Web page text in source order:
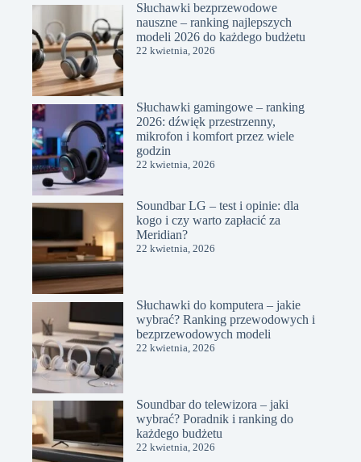
Słuchawki bezprzewodowe
nauszne – ranking najlepszych
modeli 2026 do każdego budżetu
22 kwietnia, 2026
Słuchawki gamingowe – ranking
2026: dźwięk przestrzenny,
mikrofon i komfort przez wiele
godzin
22 kwietnia, 2026
Soundbar LG – test i opinie: dla
kogo i czy warto zapłacić za
Meridian?
22 kwietnia, 2026
Słuchawki do komputera – jakie
wybrać? Ranking przewodowych i
bezprzewodowych modeli
22 kwietnia, 2026
Soundbar do telewizora – jaki
wybrać? Poradnik i ranking do
każdego budżetu
22 kwietnia, 2026